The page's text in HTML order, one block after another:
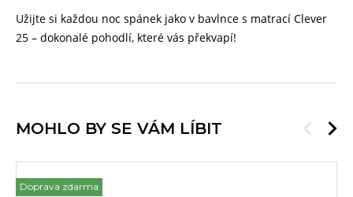
Užijte si každou noc spánek jako v bavlnce s matrací Clever
25 – dokonalé pohodlí, které vás překvapí!
MOHLO BY SE VÁM LÍBIT
Doprava zdarma